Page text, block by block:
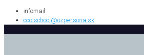
infomail
coolschool@ozpersona.sk